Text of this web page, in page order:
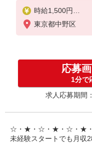
時給1,500円
※交通費は別途実
東京都中野区
応募
1分で
求人応募期間
☆・★・☆・★・☆・★
未経験スタートでも月収